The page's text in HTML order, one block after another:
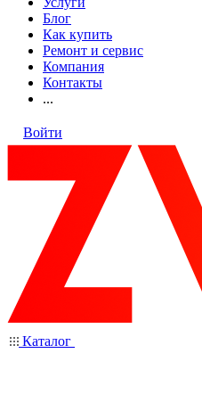
Блог
Как купить
Ремонт и сервис
Компания
Контакты
...
Войти
Каталог